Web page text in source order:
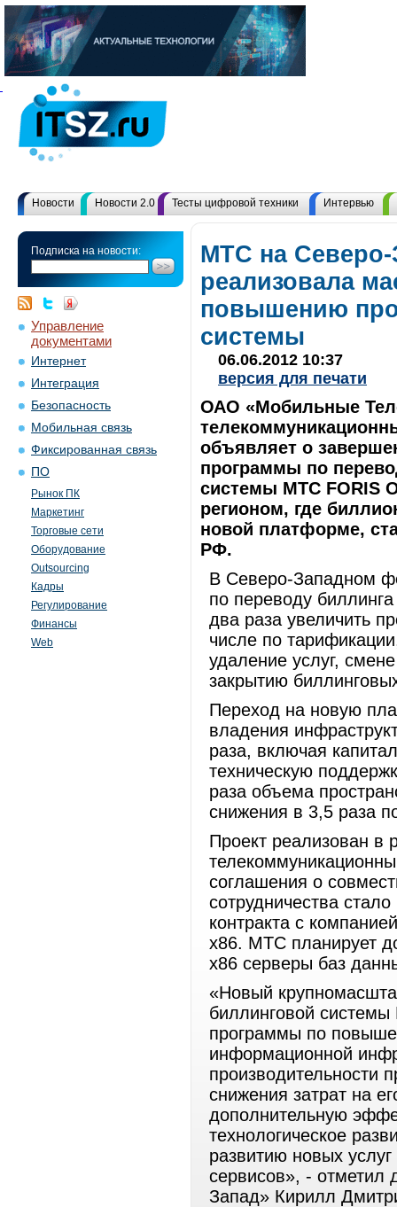
Новости Новости 2.0 Тесты цифровой техники Интервью
Подписка на новости:
Управление
документами
Интернет
Интеграция
Безопасность
Мобильная связь
Фиксированная связь
ПО
Рынок ПК
Маркетинг
Торговые сети
Оборудование
Outsourcing
Кадры
Регулирование
Финансы
Web
МТС на Северо-
реализовала
повышению
системы
06.06.2012 10:37
версия для печати
ОАО «Мобильные
объявляет о
программы по
системы МТС FORIS
регионом, где
новой платформе,
РФ.
В Северо-Западном
по переводу
два раза увеличить
числе по
удаление услуг,
закрытию
Переход на новую
владения
раза, включая
техническую
раза объема
снижения в 3,5 раза
Проект реализован в
соглашения о
сотрудничества
контракта с
х86. МТС планирует
х86 серверы баз
«Новый
биллинговой
программы по
информационной
производительности
снижения затрат на
дополнительную
технологическое
развитию новых
сервисов», -
Запад» Кирилл